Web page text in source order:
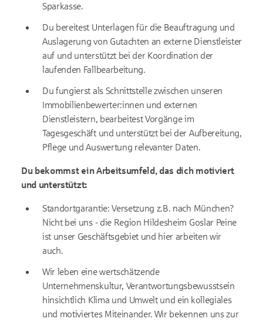
Sparkasse.
Du bereitest Unterlagen für die Beauftragung und
Auslagerung von Gutachten an externe Dienstleister
auf und unterstützt bei der Koordination der
laufenden Fallbearbeitung.
Du fungierst als Schnittstelle zwischen unseren
Immobilienbewerter:innen und externen
Dienstleistern, bearbeitest Vorgänge im
Tagesgeschäft und unterstützt bei der Aufbereitung,
Pflege und Auswertung relevanter Daten.
Du bekommst ein Arbeitsumfeld, das dich motiviert
und unterstützt:
Standortgarantie: Versetzung z.B. nach München?
Nicht bei uns - die Region Hildesheim Goslar Peine
ist unser Geschäftsgebiet und hier arbeiten wir
auch.
Wir leben eine wertschätzende
Unternehmenskultur, Verantwortungsbewusstsein
hinsichtlich Klima und Umwelt und ein kollegiales
und motiviertes Miteinander. Wir bekennen uns zur